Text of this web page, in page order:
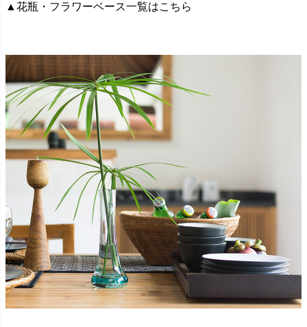
▲花瓶・フラワーベース一覧はこちら